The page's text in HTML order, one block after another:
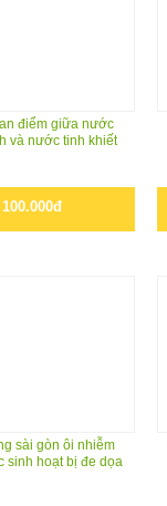
điểm giữa nước
và nước tinh khiết
100.000đ
sài gòn ôi nhiễm
sinh hoạt bị đe dọa